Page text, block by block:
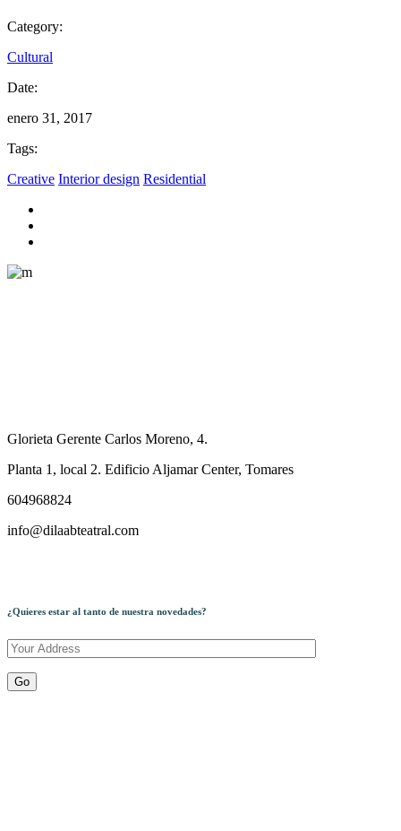
Category:
Cultural
Date:
enero 31, 2017
Tags:
Creative Interior design Residential
Glorieta Gerente Carlos Moreno, 4.
Planta 1, local 2. Edificio Aljamar Center, Tomares
604968824
info@dilaabteatral.com
¿Quieres estar al tanto de nuestra novedades?